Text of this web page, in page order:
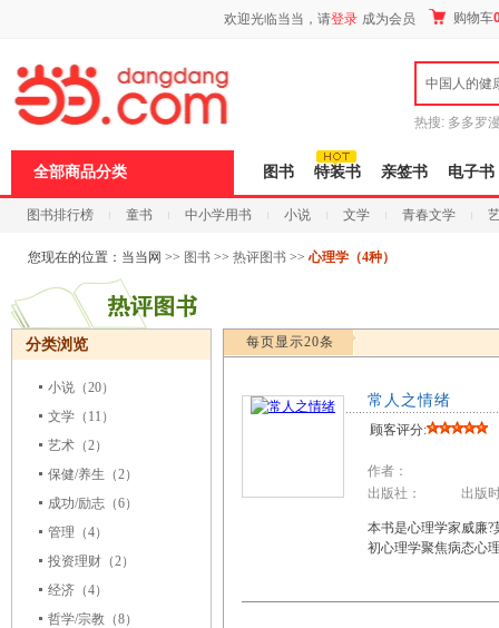
欢迎光临当当，请登录 成为会员 购物车
中国人的健
热搜: 多多罗
全部商品分类 图书 特装书 亲签书 电子书
图书排行榜 童书 中小学用书 小说 文学 青春文学
科技 进口原版 电子书
您现在的位置： 当当网 >> 图书 >> 热评图书 >>心理学（4种）
分类浏览
小说 （20）
文学 （11）
艺术 （2）
保健/养生 （2）
成功/励志 （6）
管理 （4）
投资理财 （2）
经济 （4）
哲学/宗教 （8）
每页显示20条
常人之情绪
顾客评分:
作者：
出版社： 出版时
本书是心理学家威廉?
初心理学聚焦病态心
页
浪
键